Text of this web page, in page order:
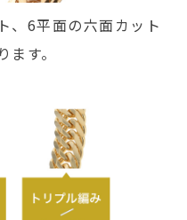
、6平面の六面カット
す。